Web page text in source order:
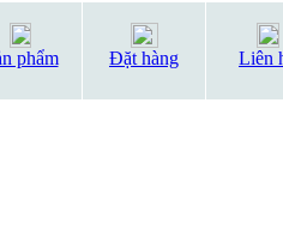
phẩm Đặt hàng Liên